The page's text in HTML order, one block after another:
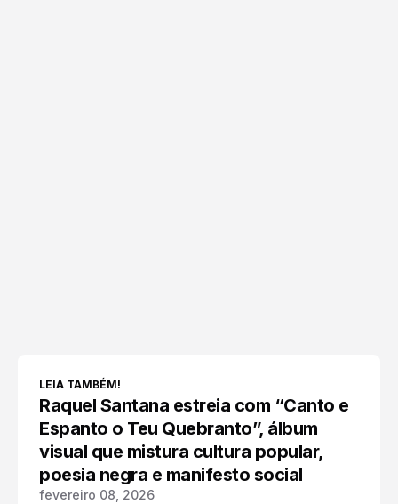
LEIA TAMBÉM!
Raquel Santana estreia com “Canto e
Espanto o Teu Quebranto”, álbum
visual que mistura cultura popular,
poesia negra e manifesto social
fevereiro 08, 2026